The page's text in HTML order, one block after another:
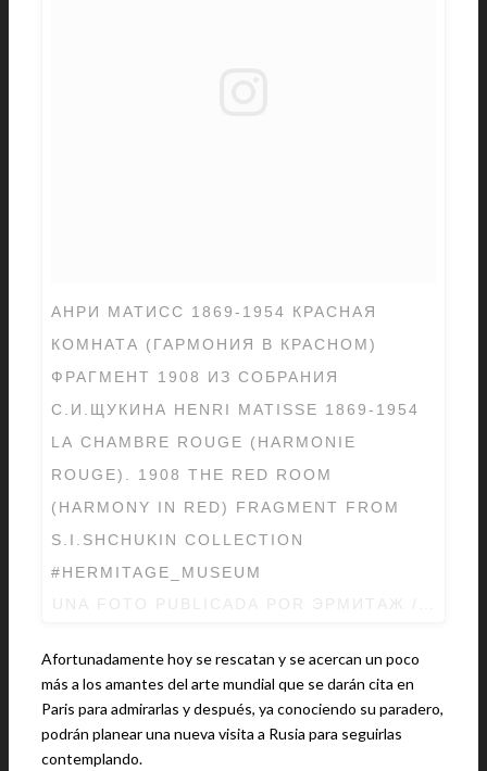
АНРИ МАТИСС 1869-1954 КРАСНАЯ
КОМНАТА (ГАРМОНИЯ В КРАСНОМ)
ФРАГМЕНТ 1908 ИЗ СОБРАНИЯ
С.И.ЩУКИНА HENRI MATISSE 1869-1954
LA CHAMBRE ROUGE (HARMONIE
ROUGE). 1908 THE RED ROOM
(HARMONY IN RED) FRAGMENT FROM
S.I.SHCHUKIN COLLECTION
#HERMITAGE_MUSEUM
Afortunadamente hoy se rescatan y se acercan un poco
más a los amantes del arte mundial que se darán cita en
Paris para admirarlas y después, ya conociendo su paradero,
podrán planear una nueva visita a Rusia para seguirlas
contemplando.